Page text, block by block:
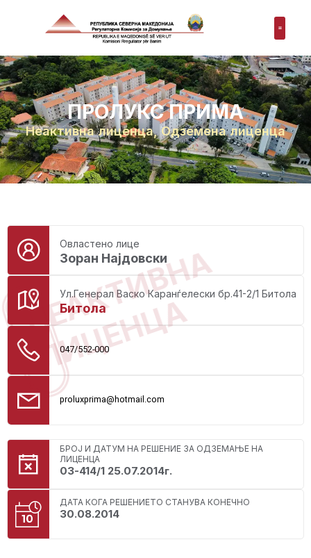
ПРОЛУКС ПРИМА
Неактивна лиценца, Одземена лиценца
Овластено лице
Зоран Најдовски
Ул.Генерал Васко Каранѓелески бр.41-2/1 Битола
Битола
047/552-000
proluxprima@hotmail.com
БРОЈ И ДАТУМ НА РЕШЕНИЕ ЗА ОДЗЕМАЊЕ НА
ЛИЦЕНЦА
03-414/1 25.07.2014г.
ДАТА КОГА РЕШЕНИЕТО СТАНУВА КОНЕЧНО
30.08.2014
НЕАКТИВНА
ЛИЦЕНЦА